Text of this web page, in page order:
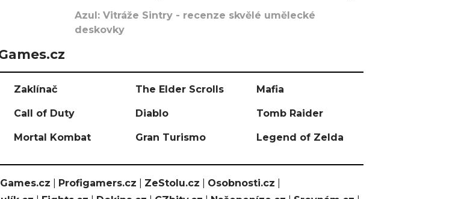
Azul: Vitráže Sintry - recenze skvělé umělecké
deskovky
Zaklínač The Elder Scrolls Mafia
Call of Duty Diablo Tomb Raider
Mortal Kombat Gran Turismo Legend of Zelda
Games.cz Profigamers.cz ZeStolu.cz Osobnosti.cz